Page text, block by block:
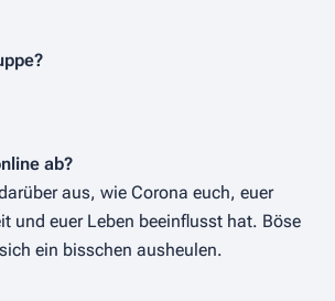
ab?
aus, wie Corona euch, euer
und euer Leben beeinflusst hat. Böse
ein bisschen ausheulen.